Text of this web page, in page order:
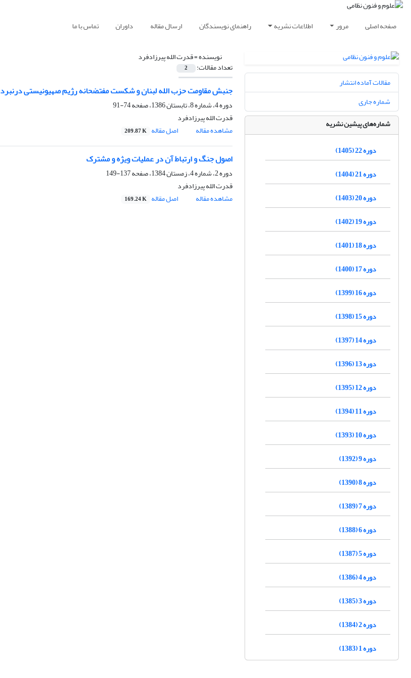
صفحه اصلی مرور اطلاعات نشریه راهنمای نویسندگان ارسال مقاله داوران تماس با ما
نویسنده =قدرت الله پیرزادفرد
تعداد مقالات: 2
جنبش مقاومت حزب الله لبنان و شکست مفتضحانه رژیم صهیونیستی درنبرد33 روزه
دوره 4، شماره 8، تابستان 1386، صفحه
74-91
قدرت الله پیرزادفرد
مشاهده مقاله
اصل مقاله 209.87 K
اصول جنگ و ارتباط آن در عملیات ویژه و مشترک
دوره 2، شماره 4، زمستان 1384، صفحه
137-149
قدرت الله پیرزادفرد
مشاهده مقاله
اصل مقاله 169.24 K
مقالات آماده انتشار
شماره جاری
شماره‌های پیشین نشریه
دوره 22 (1405)
دوره 21 (1404)
دوره 20 (1403)
دوره 19 (1402)
دوره 18 (1401)
دوره 17 (1400)
دوره 16 (1399)
دوره 15 (1398)
دوره 14 (1397)
دوره 13 (1396)
دوره 12 (1395)
دوره 11 (1394)
دوره 10 (1393)
دوره 9 (1392)
دوره 8 (1390)
دوره 7 (1389)
دوره 6 (1388)
دوره 5 (1387)
دوره 4 (1386)
دوره 3 (1385)
دوره 2 (1384)
دوره 1 (1383)